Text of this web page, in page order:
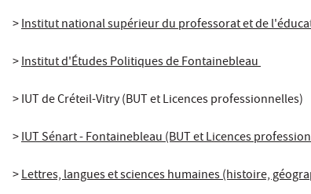
>Institut national supérieur du professorat et de
>Institut d'Études Politiques de Fontainebleau
>IUT de Créteil-Vitry (BUT et Licences professionnelles)
>IUT Sénart - Fontainebleau (BUT et Licences
>Lettres, langues et sciences humaines (histoire,